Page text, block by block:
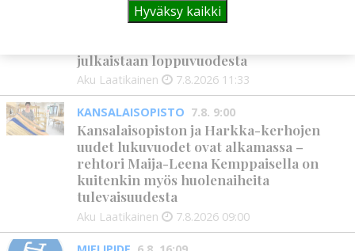
7.8. 11:33
Golftapahtuma tuotti jälleen komeasti
julkaistaan loppuvuodesta
Aku Laatikainen 7.8.2026 11:33
KANSALAISOPISTO 7.8. 9:00
Kansalaisopiston ja Harkka-kerhojen
uudet lukuvuodet ovat alkamassa –
rehtori Maija-Leena Kemppaisella on
kuitenkin myös huolenaiheita
tulevaisuudesta
Aku Laatikainen 7.8.2026 09:00
Hyväksy kaikki